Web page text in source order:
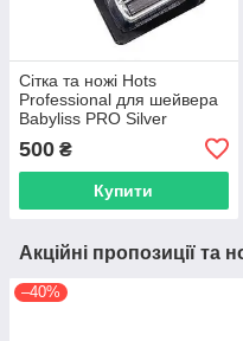
Сітка та ножі Hots
Professional для шейвера
Babyliss PRO Silver
500 ₴
Купити
Акційні пропозиції та
–40%